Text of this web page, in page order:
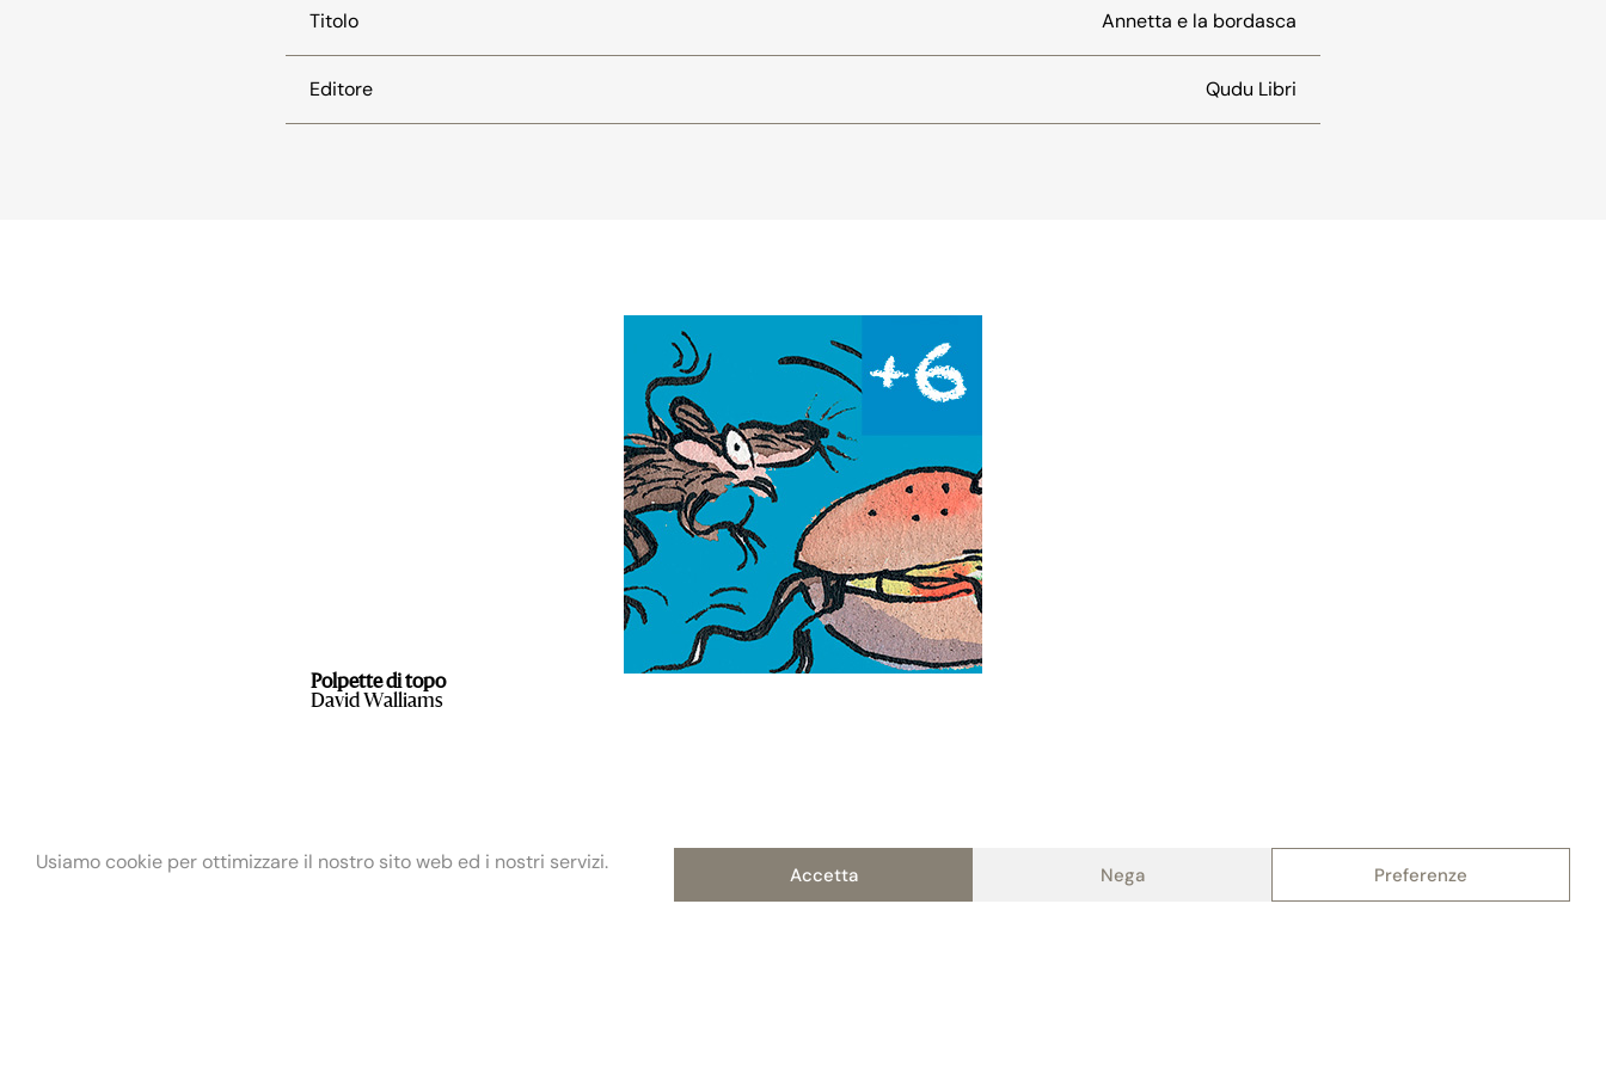
Usiamo cookie per ottimizzare il nostro sito web ed i nostri servizi.
Accetta Nega Preferenze
Titolo Annetta e la bordasca
Editore Qudu Libri
Polpette di topo
David Walliams